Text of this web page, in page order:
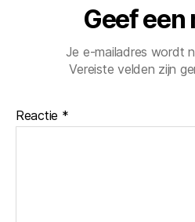
Geef een
Je e-mailadres wordt
Vereiste velden zijn
Reactie *